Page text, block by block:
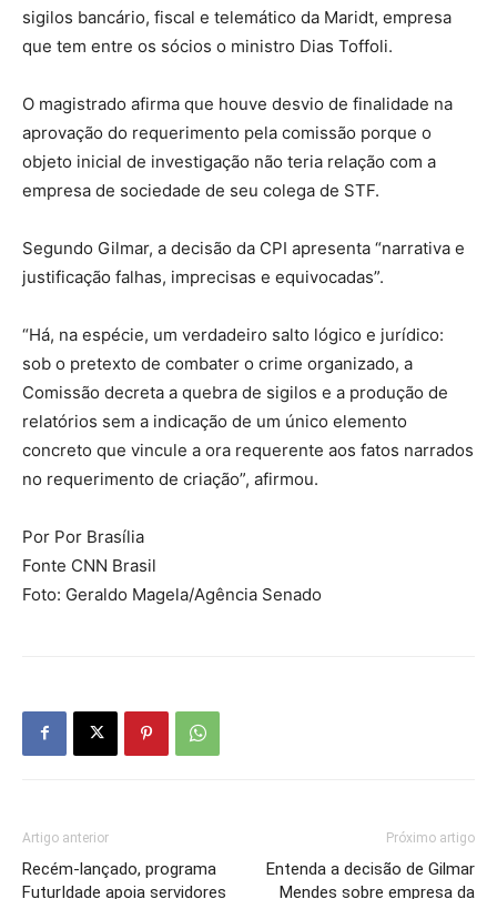
sigilos bancário, fiscal e telemático da Maridt, empresa
que tem entre os sócios o ministro Dias Toffoli.
O magistrado afirma que houve desvio de finalidade na
aprovação do requerimento pela comissão porque o
objeto inicial de investigação não teria relação com a
empresa de sociedade de seu colega de STF.
Segundo Gilmar, a decisão da CPI apresenta “narrativa e
justificação falhas, imprecisas e equivocadas”.
“Há, na espécie, um verdadeiro salto lógico e jurídico:
sob o pretexto de combater o crime organizado, a
Comissão decreta a quebra de sigilos e a produção de
relatórios sem a indicação de um único elemento
concreto que vincule a ora requerente aos fatos narrados
no requerimento de criação”, afirmou.
Por Por Brasília
Fonte CNN Brasil
Foto: Geraldo Magela/Agência Senado
Artigo anterior
Recém-lançado, programa
FuturIdade apoia servidores
Próximo artigo
Entenda a decisão de Gilmar
Mendes sobre empresa da